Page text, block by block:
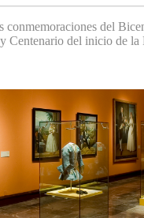
conmemoraciones del
Centenario del inicio de